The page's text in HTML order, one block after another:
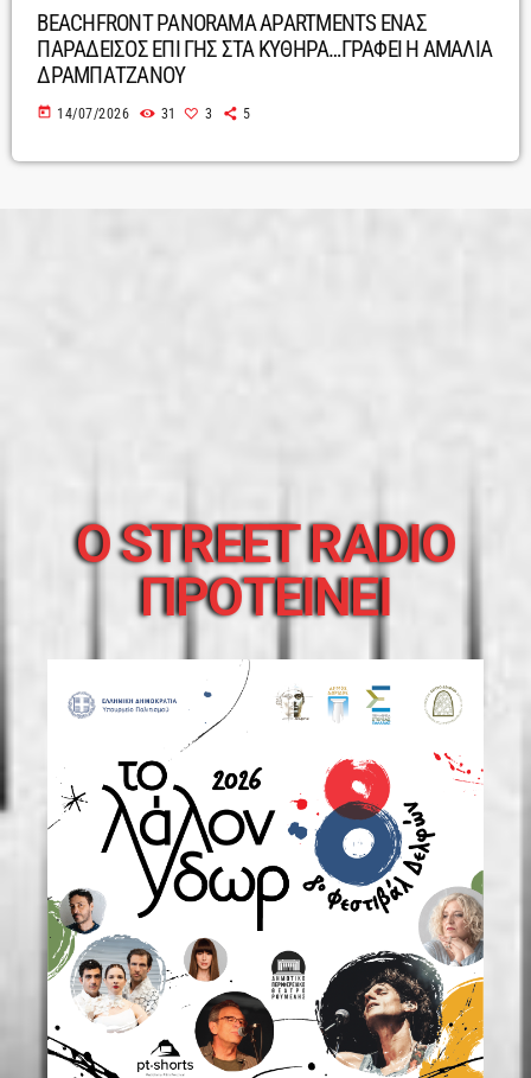
BEACHFRONT PANORAMA APARTMENTS ΕΝΑΣ
ΠΑΡΑΔΕΙΣΟΣ ΕΠΙ ΓΗΣ ΣΤΑ ΚΥΘΗΡΑ…ΓΡΑΦΕΙ Η ΑΜΑΛΙΑ
ΔΡΑΜΠΑΤΖΑΝΟΥ
today 14/07/2026 31 3 5
O STREET RADIO
ΠΡΟΤΕΙΝΕΙ